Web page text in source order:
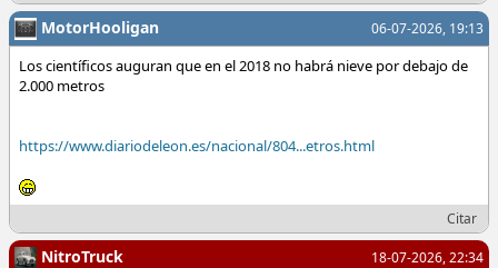
06-07-2026, 19:13
MotorHooligan
Los científicos auguran que en el 2018 no habrá nieve por debajo de
2.000 metros
https://www.diariodeleon.es/nacional/804...etros.html
Citar
18-07-2026, 22:34
NitroTruck